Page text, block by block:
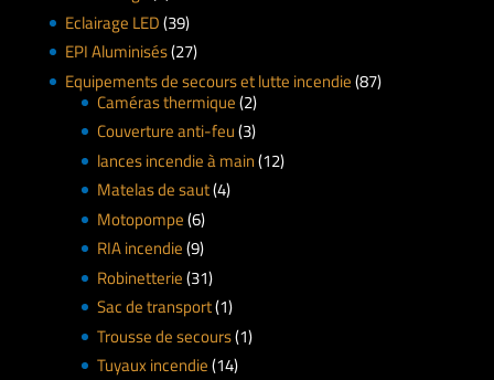
Eclairage LED(39)
EPI Aluminisés(27)
Equipements de secours et lutte incendie(87)
Caméras thermique(2)
Couverture anti-feu(3)
lances incendie à main(12)
Matelas de saut(4)
Motopompe(6)
RIA incendie(9)
Robinetterie(31)
Sac de transport(1)
Trousse de secours(1)
Tuyaux incendie(14)